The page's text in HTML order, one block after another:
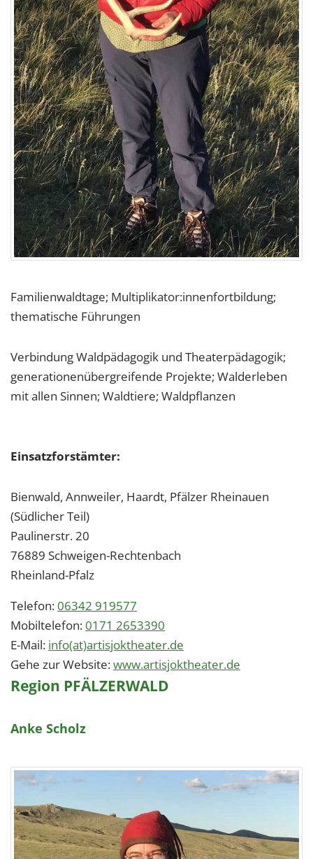
Familienwaldtage; Multiplikator:innenfortbildung;
thematische Führungen
Verbindung Waldpädagogik und Theaterpädagogik;
generationenübergreifende Projekte; Walderleben
mit allen Sinnen; Waldtiere; Waldpflanzen
Einsatzforstämter:
Bienwald, Annweiler, Haardt, Pfälzer Rheinauen
(Südlicher Teil)
Paulinerstr. 20
76889 Schweigen-Rechtenbach
Rheinland-Pfalz
Telefon:06342 919577
Mobiltelefon:0171 2653390
E-Mail: info(at)artisjoktheater.de
Gehe zur Website:www.artisjoktheater.de
Region PFÄLZERWALD
Anke Scholz